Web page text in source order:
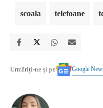
scoala telefoane
Urmăriți-ne și pe Google